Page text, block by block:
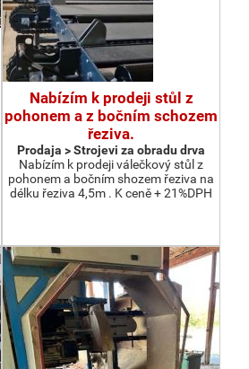
Nabízím k prodeji stůl z
pohonem a z bočním schozem
řeziva.
Prodaja > Strojevi za obradu drva
Nabízím k prodeji válečkový stůl z
pohonem a bočním shozem řeziva na
délku řeziva 4,5m . K ceně + 21%DPH